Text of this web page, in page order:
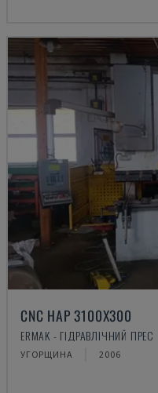
CNC HAP 3100X300
ERMAK - ГІДРАВЛІЧНИЙ ПРЕС
УГОРЩИНА 2006